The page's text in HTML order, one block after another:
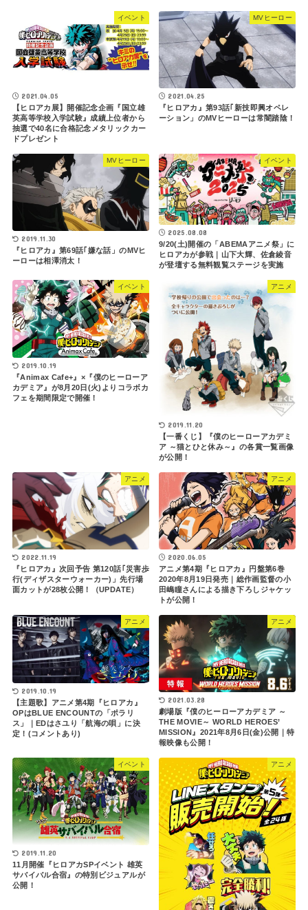
イベント
2021.04.05
【ヒロアカ展】開催記念企画『国立雄
英高等学校入学試験』成績上位者から
抽選で40名に合格記念メタリックカー
ドプレゼント
MVヒーロー
2021.04.25
『ヒロアカ』第93話｢新技即興オペレ
ーション」のMVヒーローは常闇踏陰！
MVヒーロー
2019.11.30
『ヒロアカ』第69話｢嫌な話」のMVヒ
ーローは相澤消太！
イベント
2025.08.08
9/20(土)開催の「ABEMAアニメ祭」に
ヒロアカが参戦｜山下大輝、佐倉綾音
が登壇する無料観覧ステージを実施
イベント
2019.10.19
『Animax Cafe+』×『僕のヒーローア
カデミア』が8月20日(火)よりコラボカ
フェを期間限定で開催！
アニメ
2019.11.20
【一番くじ】『僕のヒーローアカデミ
ア ～猫とひと休み～』の各賞一覧画像
が公開！
アニメ
2022.11.19
『ヒロアカ』次回予告 第120話｢災害歩
行(ディザスターウォーカー)」先行場
面カットが28枚公開！（UPDATE）
アニメ
2020.06.05
アニメ第4期『ヒロアカ』円盤第6巻
2020年8月19日発売｜総作画監督の小
田嶋瞳さんによる描き下ろしジャケッ
トが公開！
アニメ
2019.10.19
【主題歌】アニメ第4期『ヒロアカ』
OPはBLUE ENCOUNTの「ポラリ
ス」｜EDはさユり「航海の唄」に決
定！(コメントあり)
アニメ
2021.03.28
劇場版『僕のヒーローアカデミア ～
THE MOVIE～ WORLD HEROES’
MISSION』2021年8月6日(金)公開｜特
報映像も公開！
イベント
2019.11.20
11月開催『ヒロアカSPイベント 雄英
サバイバル合宿』の特別ビジュアルが
公開！
アニメ